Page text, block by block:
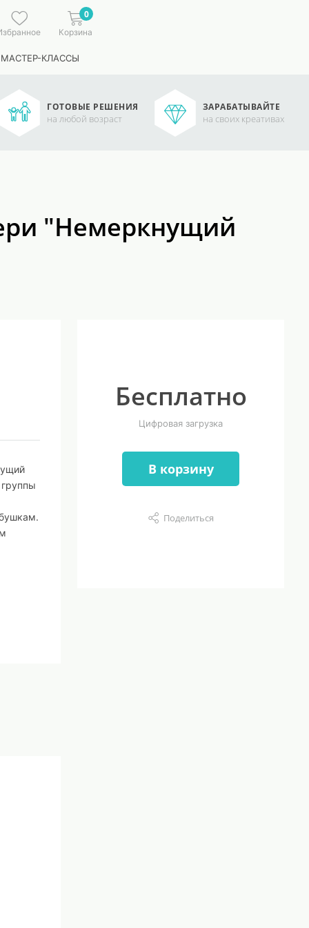
0
Корзина
КЛАССЫ
ГОТОВЫЕ РЕШЕНИЯ
на любой возраст
ЗАРАБАТЫВАЙТЕ
на своих креативах
"Немеркнущий
Бесплатно
Цифровая загрузка
В корзину
Поделиться